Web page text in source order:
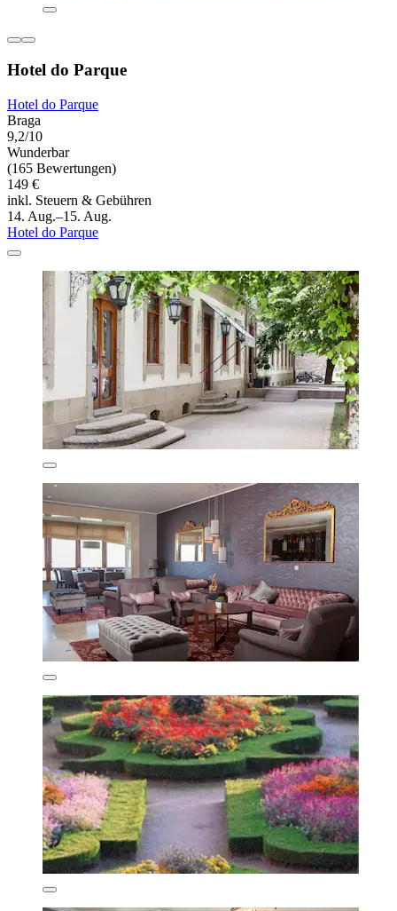
Hotel do Parque
Hotel do Parque
Braga
9,2/10
Wunderbar
(165 Bewertungen)
149 €
inkl. Steuern & Gebühren
14. Aug.–15. Aug.
Hotel do Parque